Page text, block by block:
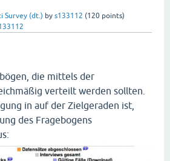
Survey (dt.) by s133112 (120 points)
die mittels der
verteilt werden sollten.
in auf der Zielgeraden ist,
des Fragebogens